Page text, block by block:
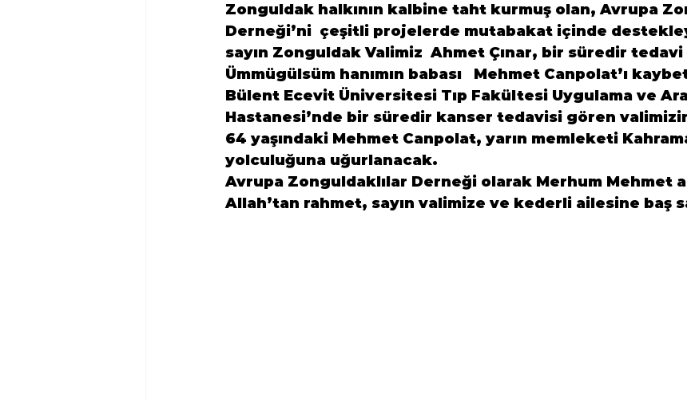
Zonguldak halkının kalbine taht kurmuş olan, Avrupa
Derneği’ni  çeşitli projelerde mutabakat içinde
sayın Zonguldak Valimiz Ahmet Çınar, bir süredir tedavi
Ümmügülsüm hanımın babası Mehmet Canpolat
Bülent Ecevit Üniversitesi Tıp Fakültesi Uygulama ve
Hastanesi’nde bir süredir kanser tedavisi gören
64 yaşındaki Mehmet Canpolat, yarın memleketi
Avrupa Zonguldaklılar Derneği olarak Merhum Mehmet
Allah’tan rahmet, sayın valimize ve kederli ailesine baş